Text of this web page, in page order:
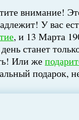
внимание!
У вас
, и 13 Марта
станет
Или же
подарок,